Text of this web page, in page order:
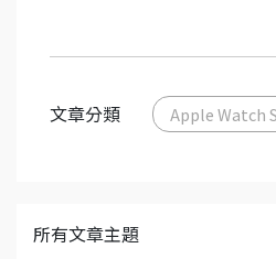
文章分類 Apple Watch
所有文章主題